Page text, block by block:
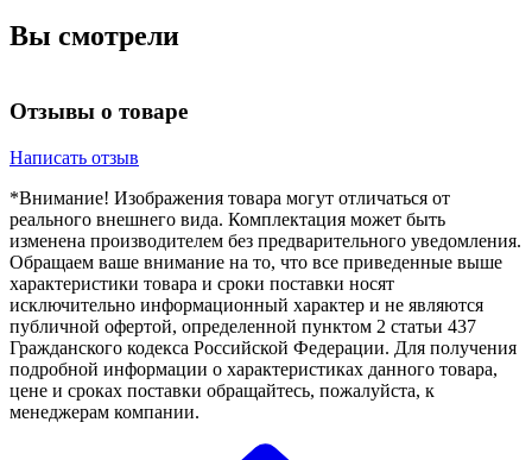
Вы смотрели
Отзывы о товаре
Написать отзыв
*Внимание! Изображения товара могут отличаться от
реального внешнего вида. Комплектация может быть
изменена производителем без предварительного уведомления.
Обращаем ваше внимание на то, что все приведенные выше
характеристики товара и сроки поставки носят
исключительно информационный характер и не являются
публичной офертой, определенной пунктом 2 статьи 437
Гражданского кодекса Российской Федерации. Для получения
подробной информации о характеристиках данного товара,
цене и сроках поставки обращайтесь, пожалуйста, к
менеджерам компании.